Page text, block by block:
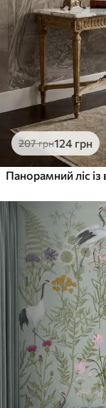
207грн124 грн